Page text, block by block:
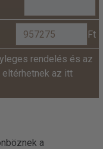
Ft
rendelés és az
az itt
a